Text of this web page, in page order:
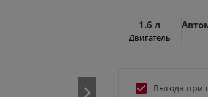
1.6 л
Двигатель
Выгода при